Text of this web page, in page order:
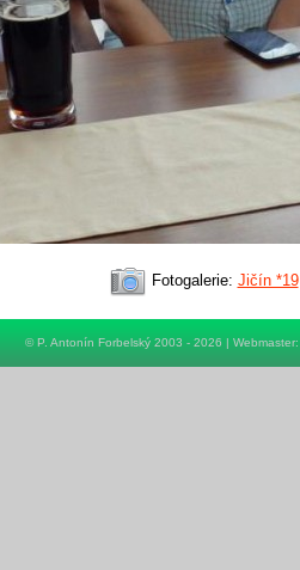
Fotogalerie: Jičín *19
© P. Antonín Forbelský 2003 - 2026 | Webmaster: